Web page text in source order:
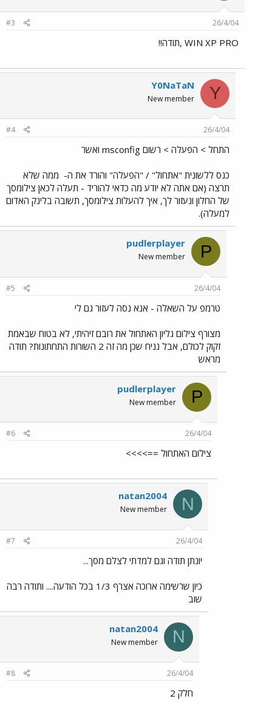
26/4/04
#3
WIN XP PRO ,תודה!!
Y
Y0NaTaN
New member
26/4/04
#4
התחל > הפעלה > רשום msconfig ואשר
כנס ללשונית "אתחול" / "הפעלה" והורד את ה- ממה שלא
תרצה (אם אתה לא יודע מה כדאי להוריד - תעלה לכאן צילומסך
של החלון ונעזור לך, איך להעלות צילומסך, תשובה בלינק האדום
למעלה).
P
pudlerplayer
New member
26/4/04
#5
טרמפ על השאלה - אנא נסה לעזור גם לי
מצורף צילום גליון האתחול את רובם זיהיתי, לא בטוח שבאמת
זקוק לכולם, אבל נניח שכן מה זה 2 השורות התחתונות? תודה
מראש
P
pudlerplayer
New member
26/4/04
#6
צילום האתחול ==>>>>
N
natan2004
New member
26/4/04
#7
יונתן תודה וגם למדתי לצלם מסך...
כיון שרשימה ארוכה אצרף 1/3 בכל הודעה.... ותודה רבה
שוב
N
natan2004
New member
26/4/04
#8
חלק 2